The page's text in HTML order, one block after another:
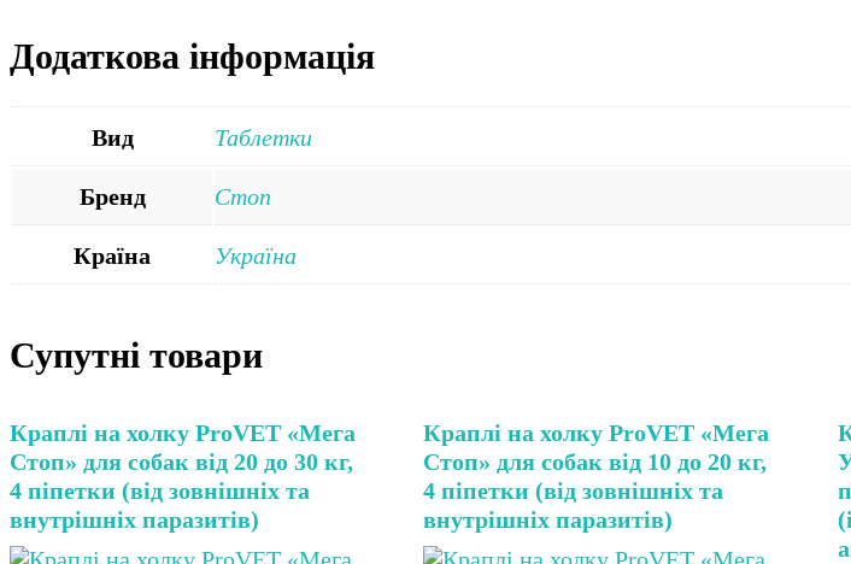
Додаткова інформація
Вид Таблетки
Бренд Стоп
Країна Україна
Супутні товари
Краплі на холку ProVET «Мега
Стоп» для собак від 20 до 30 кг,
4 піпетки (від зовнішніх та
внутрішніх паразитів)
Краплі на холку ProVET «Мега
Стоп» для собак від 10 до 20 кг,
4 піпетки (від зовнішніх та
внутрішніх паразитів)